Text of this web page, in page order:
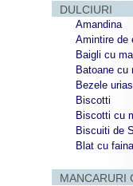
DULCIURI
Amandina
Amintire de
Baigli cu
Batoane cu
Bezele
Biscotti
Biscotti cu
Biscuiti de
Blat cu
MANCARURI